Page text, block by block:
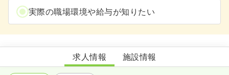
実際の職場環境や給与が知りたい
半田共立クリニック
求人情報 施設情報